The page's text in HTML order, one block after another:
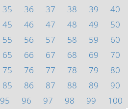
35 36 37 38 39
40
45 46 47 48 49
50
55 56 57 58 59
60
65 66 67 68 69
70
75 76 77 78 79
80
85 86 87 88 89
90
95 96 97 98 99
100